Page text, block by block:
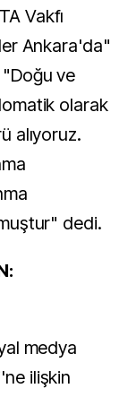
Vakfı
Ankara'da"
"Doğu ve
olarak
alıyoruz.
dedi.
medya
ilişkin